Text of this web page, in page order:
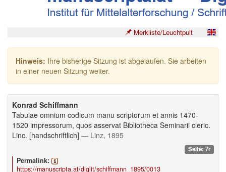
Merkliste/Leuchtpult
Hinweis: Ihre bisherige Sitzung ist abgelaufen. Sie arbeiten
in einer neuen Sitzung weiter.
Konrad Schiffmann
Tabulae omnium codicum manu scriptorum et annis 1470-
1520 impressorum, quos asservat Bibliotheca Seminarii cleric.
Linc. [handschriftlich] — Linz, 1895
Seite: 7r
Permalink:
https://manuscripta.at/diglit/schiffmann_1895/0013